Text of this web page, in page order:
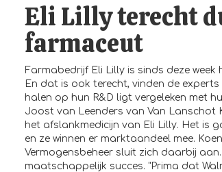
Eli Lilly terecht
farmaceut
Farmabedrijf Eli Lilly is sinds deze
En dat is ook terecht, vinden de
halen op hun R&D ligt vergeleken met
Joost van Leenders van Van Lanschot
het afslankmedicijn van Eli Lilly. Het is
en ze winnen er marktaandeel mee.
Vermogensbeheer sluit zich daarbij
maatschappelijk succes. "Prima dat